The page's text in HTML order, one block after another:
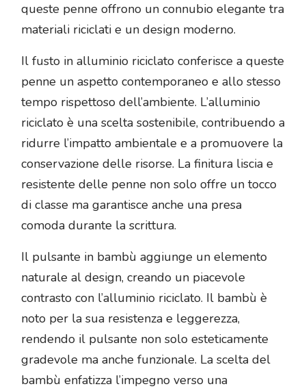
queste penne offrono un connubio elegante tra
materiali riciclati e un design moderno.
Il fusto in alluminio riciclato conferisce a queste
penne un aspetto contemporaneo e allo stesso
tempo rispettoso dell’ambiente. L’alluminio
riciclato è una scelta sostenibile, contribuendo a
ridurre l’impatto ambientale e a promuovere la
conservazione delle risorse. La finitura liscia e
resistente delle penne non solo offre un tocco
di classe ma garantisce anche una presa
comoda durante la scrittura.
Il pulsante in bambù aggiunge un elemento
naturale al design, creando un piacevole
contrasto con l’alluminio riciclato. Il bambù è
noto per la sua resistenza e leggerezza,
rendendo il pulsante non solo esteticamente
gradevole ma anche funzionale. La scelta del
bambù enfatizza l’impegno verso una